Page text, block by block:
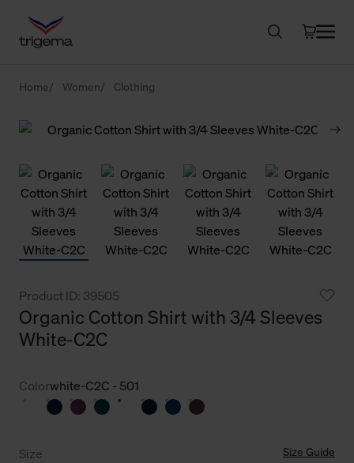
Home Women Clothing
Product ID: 39505
Organic Cotton Shirt with 3/4 Sleeves
White-C2C
Colorwhite-C2C - 501
Size Size Guide